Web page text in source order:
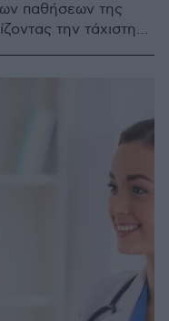
παθήσεων της
την τάχιστη